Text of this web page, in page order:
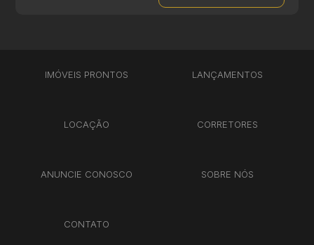
IMÓVEIS PRONTOS LANÇAMENTOS
LOCAÇÃO CORRETORES
ANUNCIE CONOSCO SOBRE NÓS
CONTATO